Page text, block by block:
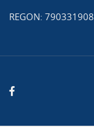
REGON: 790331908